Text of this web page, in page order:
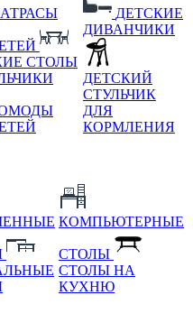
СТОЛЫ
ДЕТСКИЕ
ДИВАНЧИКИ
ДЕТСКИЙ
СТУЛЬЧИК
ДЛЯ
КОРМЛЕНИЯ
КОМПЬЮТЕРНЫЕ
СТОЛЫ
СТОЛЫ НА
КУХНЮ